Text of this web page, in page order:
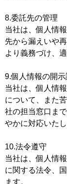
8.委託先の管理
当社は、個人情
先から漏えいや
より義務づけ、
9.個人情報の開
当社は、個人情
について、また
社の担当窓口ま
やかに対応いたし
10.法令遵守
当社は、個人情
に関する法令、
ます。